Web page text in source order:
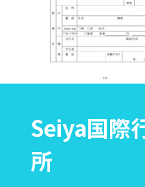
Seiya国際
所